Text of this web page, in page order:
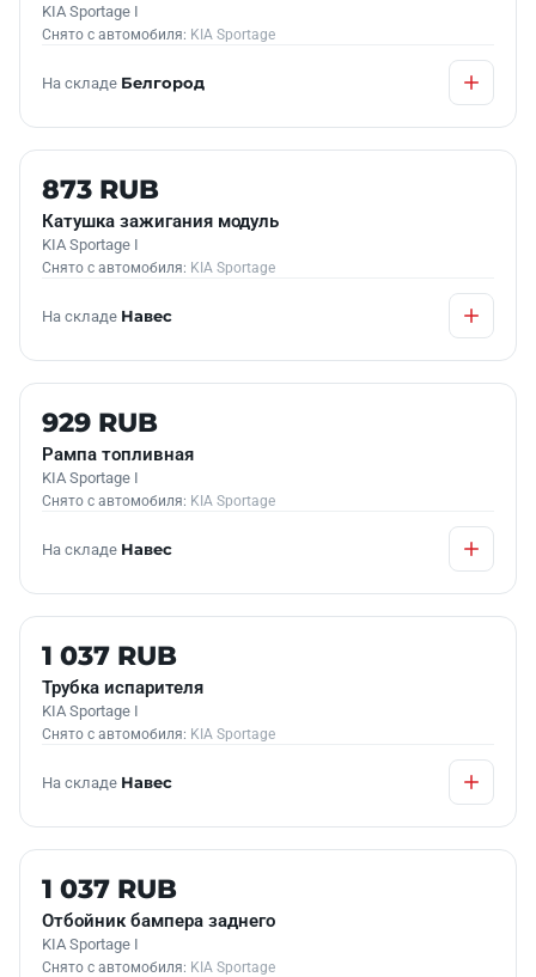
KIA Sportage I
Снято с автомобиля: KIA Sportage
На складе Белгород
Б/У В НАЛИЧИИ
873 RUB
Катушка зажигания модуль
KIA Sportage I
Снято с автомобиля: KIA Sportage
На складе Навес
Б/У В НАЛИЧИИ
929 RUB
Рампа топливная
KIA Sportage I
Снято с автомобиля: KIA Sportage
На складе Навес
Б/У В НАЛИЧИИ
1 037 RUB
Трубка испарителя
KIA Sportage I
Снято с автомобиля: KIA Sportage
На складе Навес
Б/У В НАЛИЧИИ
1 037 RUB
Отбойник бампера заднего
KIA Sportage I
Снято с автомобиля: KIA Sportage